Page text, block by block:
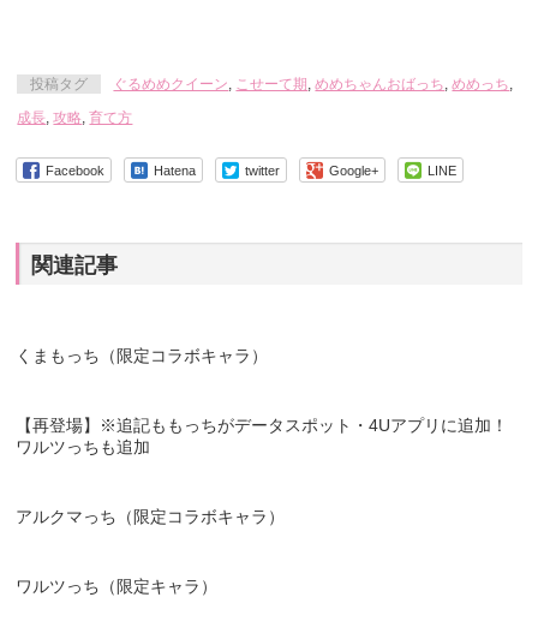
投稿タグ ぐるめめクイーン, こせーて期 ,めめちゃんおばっち,めめっち,
成長,攻略,育て方
Facebook Hatena twitter Google+ LINE
関連記事
くまもっち（限定コラボキャラ）
【再登場】※追記ももっちがデータスポット・4Uアプリに追加！
ワルツっちも追加
アルクマっち（限定コラボキャラ）
ワルツっち（限定キャラ）